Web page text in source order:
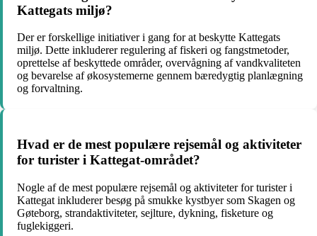
Kattegats miljø?
Der er forskellige initiativer i gang for at beskytte Kattegats
miljø. Dette inkluderer regulering af fiskeri og fangstmetoder,
oprettelse af beskyttede områder, overvågning af vandkvaliteten
og bevarelse af økosystemerne gennem bæredygtig planlægning
og forvaltning.
Hvad er de mest populære rejsemål og aktiviteter
for turister i Kattegat-området?
Nogle af de mest populære rejsemål og aktiviteter for turister i
Kattegat inkluderer besøg på smukke kystbyer som Skagen og
Gøteborg, strandaktiviteter, sejlture, dykning, fisketure og
fuglekiggeri.